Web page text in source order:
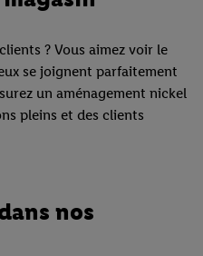
? Vous aimez voir le
se joignent parfaitement
un aménagement nickel
pleins et des clients
nos